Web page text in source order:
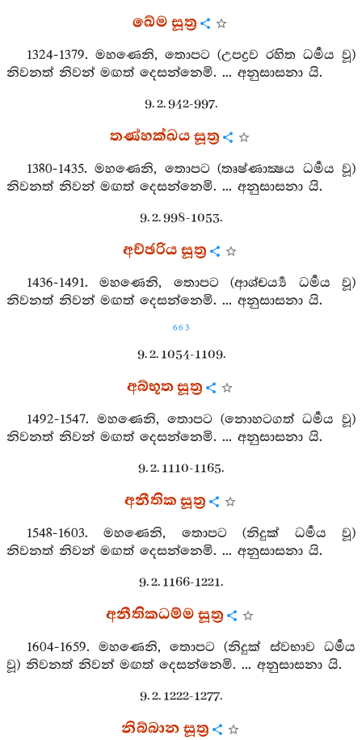
ඛේම සූත්‍ර
1324-1379. මහණෙනි, තොපට (උපද්‍රව රහිත ධර්‍මය වූ)
නිවනත් නිවන් මඟත් දෙසන්නෙමි. ... අනුසාසනා යි.
9. 2. 942-997.
තණ්හක්ඛය සූත්‍ර
1380-1435. මහණෙනි, තොපට (තෘෂ්ණාක්‍ෂය ධර්‍මය වූ)
නිවනත් නිවන් මඟත් දෙසන්නෙමි. ... අනුසාසනා යි.
9. 2. 998-1053.
අච්ඡරිය සූත්‍ර
1436-1491. මහණෙනි, තොපට (ආශ‍්චර්‍ය්‍ය ධර්‍මය වූ)
නිවනත් නිවන් මඟත් දෙසන්නෙමි. ... අනුසාසනා යි.
663
9. 2. 1054-1109.
අබ්භූත සූත්‍ර
1492-1547. මහණෙනි, තොපට (නොහටගත් ධර්‍මය වූ)
නිවනත් නිවන් මඟත් දෙසන්නෙමි. ... අනුසාසනා යි.
9. 2. 1110-1165.
අනීතික සූත්‍ර
1548-1603. මහණෙනි, තොපට (නිදුක් ධර්‍මය වූ)
නිවනත් නිවන් මඟත් දෙසන්නෙමි. ... අනුසාසනා යි.
9. 2. 1166-1221.
අනීතිකධම්ම සූත්‍ර
1604-1659. මහණෙනි, තොපට (නිදුක් ස්වභාව ධර්‍මය
වූ) නිවනත් නිවන් මඟත් දෙසන්නෙමි. ... අනුසාසනා යි.
9. 2. 1222-1277.
නිබ්බාන සූත්‍ර